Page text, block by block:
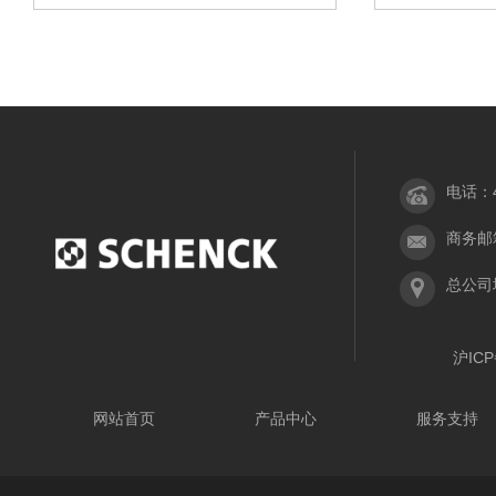
电话
商务
总公
沪
网站首页 产品中心 服务支持